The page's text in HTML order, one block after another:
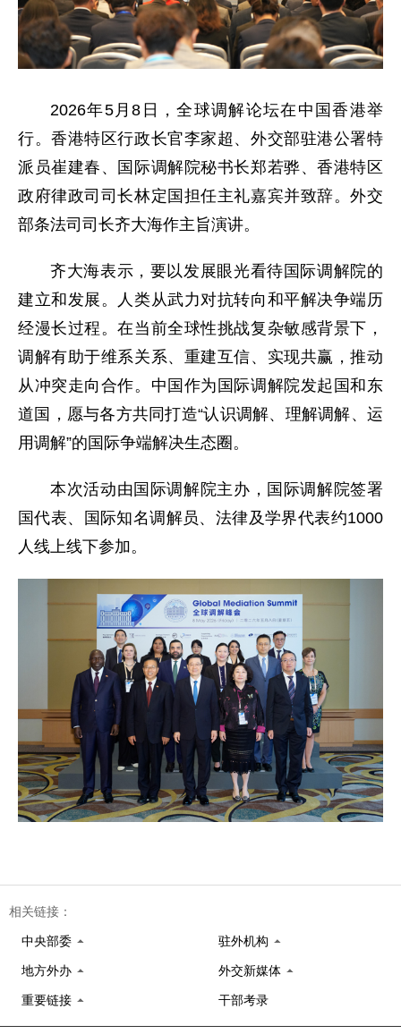
2026年5月8日，全球调解论坛在中国香港举
行。香港特区行政长官李家超、外交部驻港公署特
派员崔建春、国际调解院秘书长郑若骅、香港特区
政府律政司司长林定国担任主礼嘉宾并致辞。外交
部条法司司长齐大海作主旨演讲。
齐大海表示，要以发展眼光看待国际调解院的
建立和发展。人类从武力对抗转向和平解决争端历
经漫长过程。在当前全球性挑战复杂敏感背景下，
调解有助于维系关系、重建互信、实现共赢，推动
从冲突走向合作。中国作为国际调解院发起国和东
道国，愿与各方共同打造“认识调解、理解调解、运
用调解”的国际争端解决生态圈。
本次活动由国际调解院主办，国际调解院签署
国代表、国际知名调解员、法律及学界代表约1000
人线上线下参加。
相关链接：
中央部委 驻外机构
地方外办 外交新媒体
重要链接 干部考录